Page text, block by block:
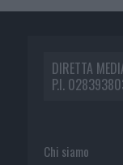
DIRETTA
P.I.
Chi siamo